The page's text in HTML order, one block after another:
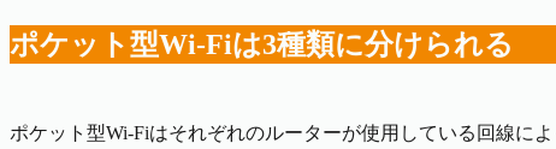
ポケット型Wi-Fiは3種類に分けられる
ポケット型Wi-Fiはそれぞれのルーターが使用している回線に